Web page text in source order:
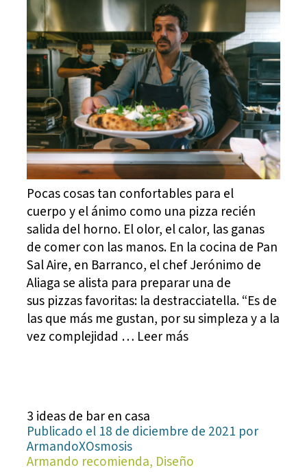
Pocas cosas tan confortables para el
cuerpo y el ánimo como una pizza recién
salida del horno. El olor, el calor, las ganas
de comer con las manos. En la cocina de Pan
Sal Aire, en Barranco, el chef Jerónimo de
Aliaga se alista para preparar una de
sus pizzas favoritas: la destracciatella. “Es de
las que más me gustan, por su simpleza y a la
vez complejidad … Leer más
3 ideas de bar en casa
Publicado el 18 de diciembre de 2021 por
ArmandoXOsmosis
Armando recomienda, Diseño